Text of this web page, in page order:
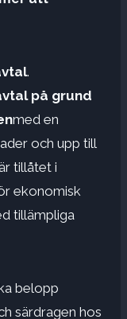
.
på grund
med en
och upp till
tillåtet i
ekonomisk
tillämpliga
belopp
särdragen hos